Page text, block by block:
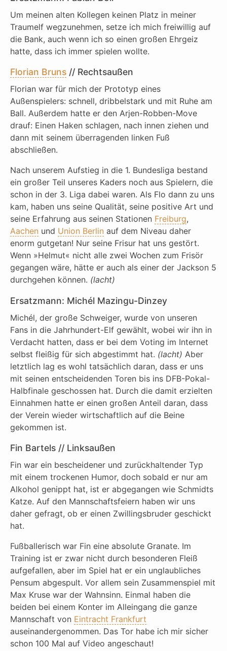
Um meinen alten Kollegen keinen Platz in meiner
Traumelf wegzunehmen, setze ich mich freiwillig auf
die Bank, auch wenn ich so einen großen Ehrgeiz
hatte, dass ich immer spielen wollte.
Florian Bruns // Rechtsaußen
Florian war für mich der Prototyp eines
Außenspielers: schnell, dribbelstark und mit Ruhe am
Ball. Außerdem hatte er den Arjen-Robben-Move
drauf: Einen Haken schlagen, nach innen ziehen und
dann mit seinem überragenden linken Fuß
abschließen.
Nach unserem Aufstieg in die 1. Bundesliga bestand
ein großer Teil unseres Kaders noch aus Spielern, die
schon in der 3. Liga dabei waren. Als Flo dann zu uns
kam, haben uns seine Qualität, seine positive Art und
seine Erfahrung aus seinen Stationen Freiburg,
Aachen und Union Berlin auf dem Niveau daher
enorm gutgetan! Nur seine Frisur hat uns gestört.
Wenn »Helmut« nicht alle zwei Wochen zum Frisör
gegangen wäre, hätte er auch als einer der Jackson 5
durchgehen können. (lacht)
Ersatzmann: Michél Mazingu-Dinzey
Michél, der große Schweiger, wurde von unseren
Fans in die Jahrhundert-Elf gewählt, wobei wir ihn in
Verdacht hatten, dass er bei dem Voting im Internet
selbst fleißig für sich abgestimmt hat. (lacht) Aber
letztlich lag es wohl tatsächlich daran, dass er uns
mit seinen entscheidenden Toren bis ins DFB-Pokal-
Halbfinale geschossen hat. Durch die damit erzielten
Einnahmen hatte er einen großen Anteil daran, dass
der Verein wieder wirtschaftlich auf die Beine
gekommen ist.
Fin Bartels // Linksaußen
Fin war ein bescheidener und zurückhaltender Typ
mit einem trockenen Humor, doch sobald er nur am
Alkohol genippt hat, ist er abgegangen wie Schmidts
Katze. Auf den Mannschaftsfeiern haben wir uns
daher gefragt, ob er einen Zwillingsbruder geschickt
hat.
Fußballerisch war Fin eine absolute Granate. Im
Training ist er zwar nicht durch besonderen Fleiß
aufgefallen, aber im Spiel hat er ein unglaubliches
Pensum abgespult. Vor allem sein Zusammenspiel mit
Max Kruse war der Wahnsinn. Einmal haben die
beiden bei einem Konter im Alleingang die ganze
Mannschaft von Eintracht Frankfurt
auseinandergenommen. Das Tor habe ich mir sicher
schon 100 Mal auf Video angeschaut!